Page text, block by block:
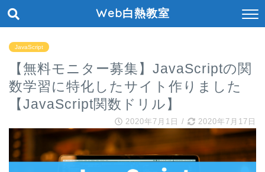
Web白熱教室
JavaScript
【無料モニター募集】JavaScriptの関
数学習に特化したサイト作りました
【JavaScript関数ドリル】
2020年7月1日 / 2020年7月17日